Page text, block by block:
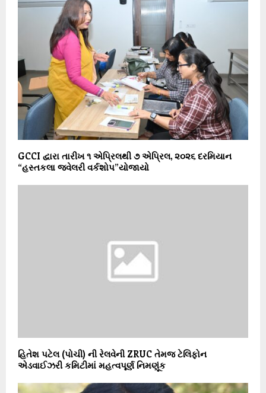
GCCI દ્વારા તારીખ ૧ એપ્રિલથી ૭ એપ્રિલ, ૨૦૨૬ દરમિયાન
“હસ્તકલા જ્વેલરી વર્કશોપ”યોજાયો
હિતેશ પટેલ (પોચી) ની રેલવેની ZRUC તેમજ ટેલિફોન
એડવાઈઝરી કમિટીમાં મહત્વપૂર્ણ નિમણૂંક